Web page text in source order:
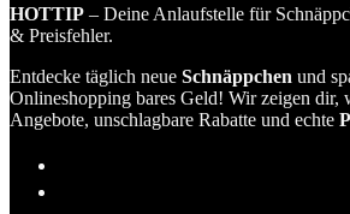
HOTTIP – Deine Anlaufstelle für
& Preisfehler.
Entdecke täglich neue Schnäppchen und
Onlineshopping bares Geld! Wir zeigen dir,
Angebote, unschlagbare Rabatte und echte